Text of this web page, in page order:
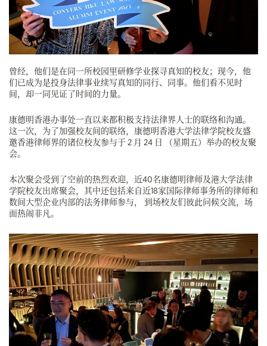
曾经，他们是在同一所校园里研修学业探寻真知的校友；现今，他
们已成为是投身法律事业续写真知的同行、同事。他们看不见时
间，却一同见证了时间的力量。
康德明香港办事处一直以来都积极支持法律界人士的联络和沟通。
这一次，为了加强校友间的联络，康德明香港大学法律学院校友盛
邀香港律师界的诸位校友参与于 2 月 24 日 （星期五）举办的校友聚
会。
本次聚会受到了空前的热烈欢迎，近40名康德明律师及港大学法律
学院校友出席聚会，其中还包括来自近18家国际律师事务所的律师和
数间大型企业内部的法务律师参与， 到场校友们彼此问候交流，场
面热闹非凡。